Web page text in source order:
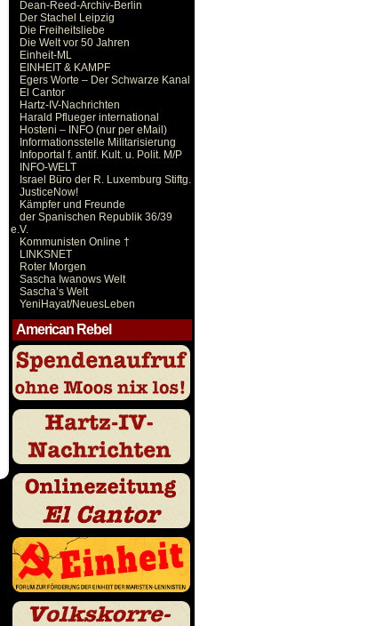
Dean-Reed-Archiv-Berlin
Der Stachel Leipzig
Die Freiheitsliebe
Die Welt vor 50 Jahren
Einheit-ML
EINHEIT & KAMPF
Egers Worte – Der Schwarze Kanal
El Cantor
Hartz-IV-Nachrichten
Harald Pflueger international
Hosteni – INFO (nur per eMail)
Informationsstelle Militarisierung
Infoportal f. antif. Kult. u. Polit. M/P
INFO-WELT
Israel Büro der R. Luxemburg Stiftg.
JusticeNow!
Kämpfer und Freunde
der Spanischen Republik 36/39
e.V.
Kommunisten Online †
LINKSNET
Roter Morgen
Sascha Iwanows Welt
Sascha’s Welt
YeniHayat/NeuesLeben
American Rebel